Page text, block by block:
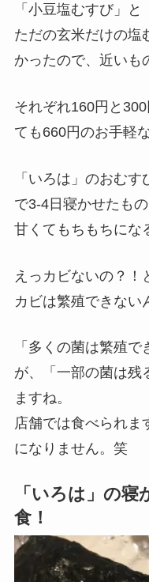
「小豆塩むすび」と
ただの玄米だけの塩
かったので、近いも
それぞれ160円と
ても660円のお手軽
「いろは」のおむ
で3-4日寝かせたもの
甘くてもちもちにな
えっカビないの？！
カビは繁殖できない
「多くの菌は繁殖
が、「一部の菌は
ますね。
店舗では食べられま
になりません。笑
「いろは」の
食！